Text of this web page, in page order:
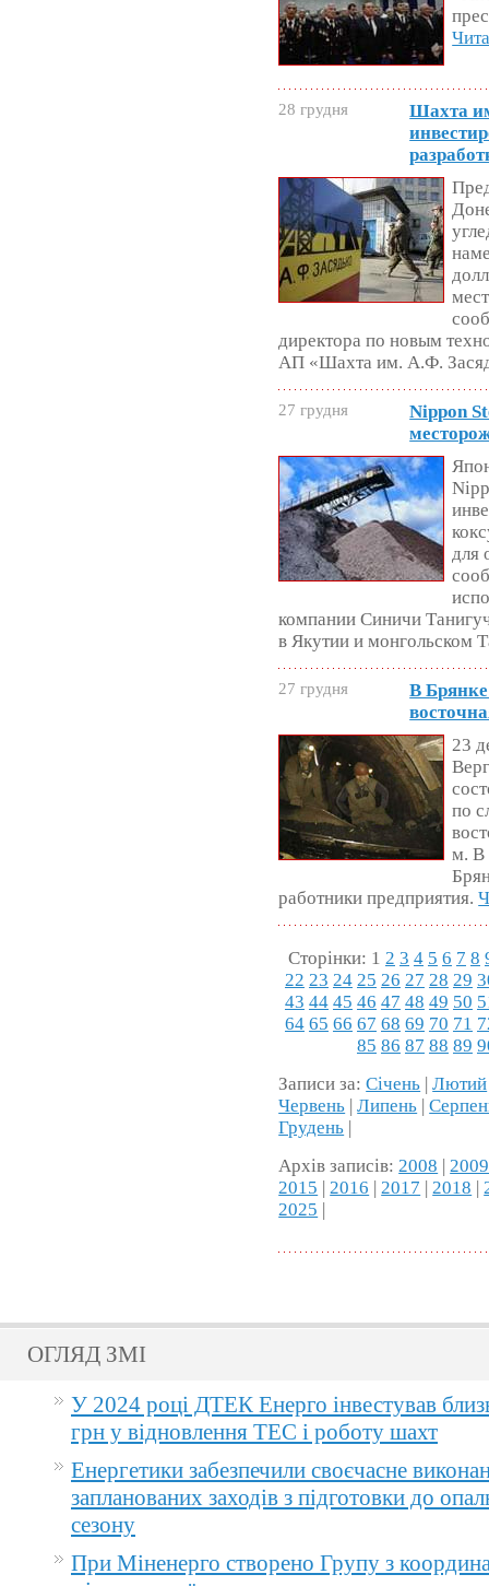
28 грудня
Шахта
директора по новым
АП «Шахта им. А.Ф.
27 грудня
Nippon
для
компании Синичи
в Якутии и монгольском
27 грудня
В
23
по
м. В
работники предприятия.
Сторінки: 1 2 3 4 5 6 7 8
22 23 24 25 26 27 28 29
43 44 45 46 47 48 49 50
64 65 66 67 68 69 70 71
85 86 87 88 89
Записи за:Січень |Лютий
Червень |Липень |
Грудень |
Архів записів: 2008 | 2009
2015 | 2016 | 2017 | 2018 |
2025 |
ОГЛЯД ЗМІ
У 2024 році ДТЕК Енерго інвестував
грн у відновлення ТЕС і роботу шахт
Енергетики забезпечили своєчасне
запланованих заходів з підготовки до
сезону
При Міненерго створено Групу з